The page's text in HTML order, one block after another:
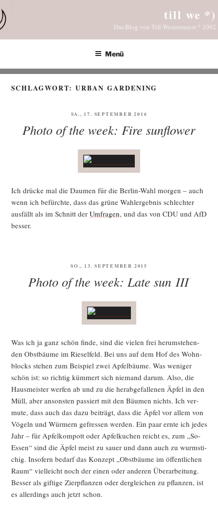
Inhalt
springen
till we *)
Das Blog von Till Westermayer * 2002
Menü
SCHLAGWORT:URBAN GARDENING
VERÖFFENTLICHT
SA., 17. SEPTEMBER 2016
Photo of the week: Fire sunflower
Ich drü­cke mal die Dau­men für die Ber­lin-Wahl mor­gen – auch
wenn ich befürch­te, dass das grü­ne Wahl­er­geb­nis schlech­ter
aus­fällt als im Schnitt der Umfra­gen, und das von CDU und AfD
besser.
VERÖFFENTLICHT
SO., 13. SEPTEMBER 2015
Photo of the week: Late sun III
Was ich ja ganz schön fin­de, sind die vie­len frei her­um­ste­hen­
den Obst­bäu­me im Rie­sel­feld. Bei uns auf dem Hof des Wohn­
blocks ste­hen zum Bei­spiel zwei Apfel­bäu­me. Was weni­ger
schön ist: so rich­tig küm­mert sich nie­mand dar­um. Also, die
Haus­meis­ter wer­fen ab und zu die her­ab­ge­fal­le­nen Äpfel in den
Müll, aber ansons­ten pas­siert mit den Bäu­men nichts. Ich ver­
mu­te, dass auch das dazu bei­trägt, dass die Äpfel vor allem von
Vögeln und Wür­mern gefres­sen wer­den. Ein paar ern­te ich jedes
Jahr – für Apfel­kom­pott oder Apfel­ku­chen reicht es, zum „So-
Essen“ sind die Äpfel meist zu sau­er und dann auch zu wurm­sti­
chig. Inso­fern bedarf das Kon­zept „Obst­bäu­me im öffent­li­chen
Raum“ viel­leicht noch der einen oder ande­ren Über­ar­bei­tung.
Bes­ser als gif­ti­ge Zier­pflan­zen oder der­glei­chen zu pflan­zen, ist
es aller­dings auch jetzt schon.